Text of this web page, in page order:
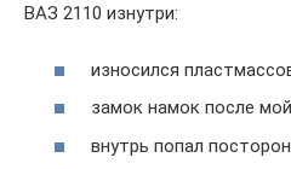
ВАЗ 2110 изнутри:
износился
замок намок после
внутрь попал